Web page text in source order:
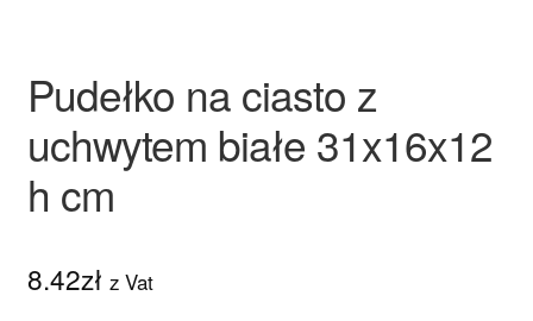
Pudełko na ciasto z
uchwytem białe 31x16x12
h cm
8.42zł z Vat